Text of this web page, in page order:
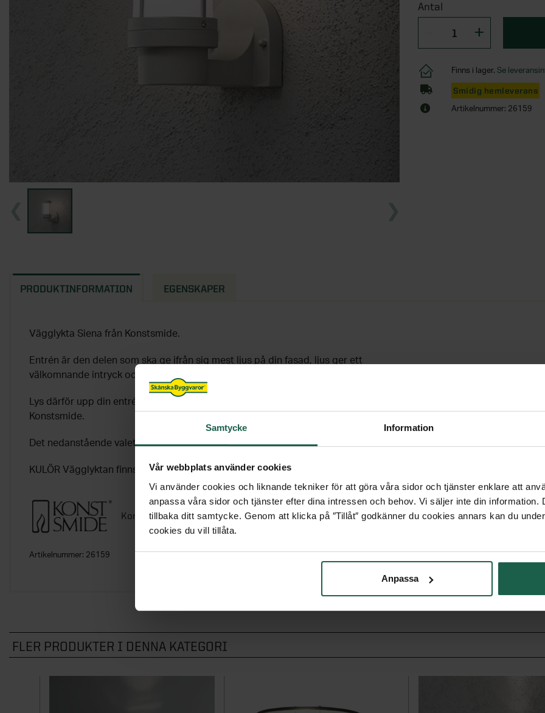
Samtycke Information
Vår webbplats använder cookies
Vi använder cookies och liknande tekniker för att göra våra sidor och tjänster enklare att
anpassa våra sidor och tjänster efter dina intressen och behov. Vi säljer inte din information.
tillbaka ditt samtycke. Genom att klicka på ″Tillåt″ godkänner du cookies annars kan du
cookies du vill tillåta.
Anpassa
Antal
Finns i lager. Se
Smidig hemleverans
Artikelnummer: 26159
PRODUKTINFORMATION EGENSKAPER
Vägglykta Siena från Konstsmide.
Entrén är den delen som ska ge ifrån sig mest ljus på din fasad, ljus ger ett
välkomnande intryck och det ska inte vara någon tvekan om vart man ska gå in.
Lys därför upp din entré med denna vägglykta med uppåtriktad ljusspridning från
Konstsmide.
Det nedanstående valet gör du själv i dropdown menyn. Valet är följande:
KULÖR Vägglyktan finns i två olika kulörer.
Konstsmide
Artikelnummer: 26159
FLER PRODUKTER I DENNA KATEGORI